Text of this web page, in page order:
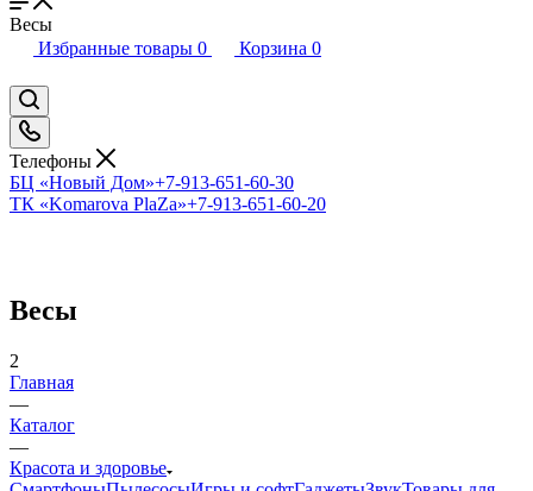
Весы
Избранные товары 0 Корзина 0
Телефоны
БЦ «Новый Дом»+7-913-651-60-30
ТК «Komarova PlaZa»+7-913-651-60-20
Весы
2
Главная
—
Каталог
—
Красота и здоровье